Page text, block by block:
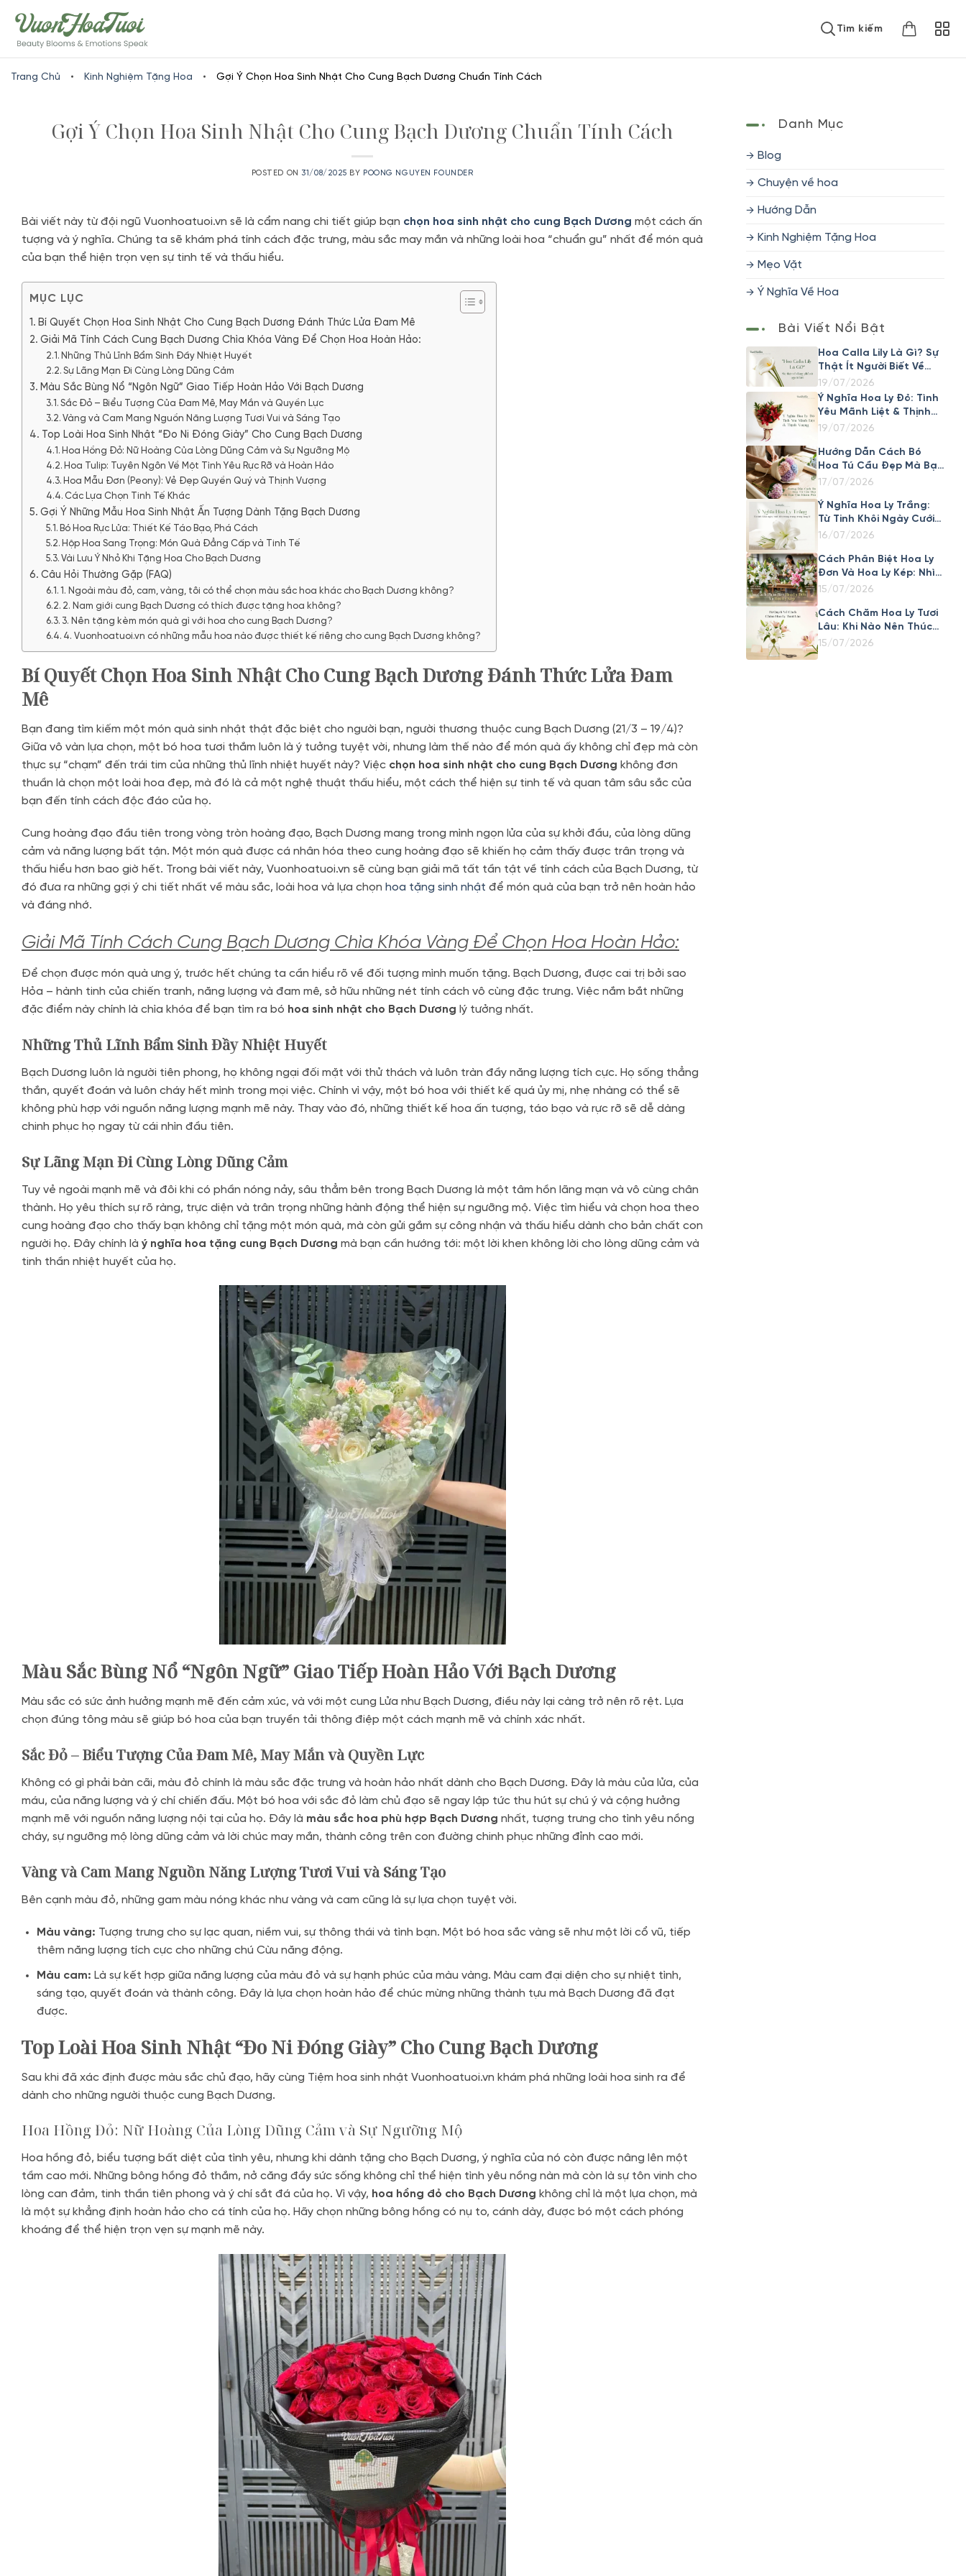
to
content
Tìm kiếm
Trang Chủ • Kinh Nghiệm Tặng Hoa • Gợi Ý Chọn Hoa Sinh Nhật Cho Cung Bạch Dương Chuẩn Tính Cách
Gợi Ý Chọn Hoa Sinh Nhật Cho Cung Bạch Dương Chuẩn Tính Cách
POSTED ON 31/08/2025 BY POONG NGUYEN FOUNDER
Bài viết này từ đội ngũ Vuonhoatuoi.vn sẽ là cẩm nang chi tiết giúp bạn chọn hoa sinh nhật cho cung Bạch Dương một cách ấn
tượng và ý nghĩa. Chúng ta sẽ khám phá tính cách đặc trưng, màu sắc may mắn và những loài hoa “chuẩn gu” nhất để món quà
của bạn thể hiện trọn vẹn sự tinh tế và thấu hiểu.
MỤC LỤC
Bí Quyết Chọn Hoa Sinh Nhật Cho Cung Bạch Dương Đánh Thức Lửa Đam Mê
Giải Mã Tính Cách Cung Bạch Dương Chìa Khóa Vàng Để Chọn Hoa Hoàn Hảo:
Những Thủ Lĩnh Bẩm Sinh Đầy Nhiệt Huyết
Sự Lãng Mạn Đi Cùng Lòng Dũng Cảm
Màu Sắc Bùng Nổ “Ngôn Ngữ” Giao Tiếp Hoàn Hảo Với Bạch Dương
Sắc Đỏ – Biểu Tượng Của Đam Mê, May Mắn và Quyền Lực
Vàng và Cam Mang Nguồn Năng Lượng Tươi Vui và Sáng Tạo
Top Loài Hoa Sinh Nhật “Đo Ni Đóng Giày” Cho Cung Bạch Dương
Hoa Hồng Đỏ: Nữ Hoàng Của Lòng Dũng Cảm và Sự Ngưỡng Mộ
Hoa Tulip: Tuyên Ngôn Về Một Tình Yêu Rực Rỡ và Hoàn Hảo
Hoa Mẫu Đơn (Peony): Vẻ Đẹp Quyền Quý và Thịnh Vượng
Các Lựa Chọn Tinh Tế Khác
Gợi Ý Những Mẫu Hoa Sinh Nhật Ấn Tượng Dành Tặng Bạch Dương
Bó Hoa Rực Lửa: Thiết Kế Táo Bạo, Phá Cách
Hộp Hoa Sang Trọng: Món Quà Đẳng Cấp và Tinh Tế
Vài Lưu Ý Nhỏ Khi Tặng Hoa Cho Bạch Dương
Câu Hỏi Thường Gặp (FAQ)
1. Ngoài màu đỏ, cam, vàng, tôi có thể chọn màu sắc hoa khác cho Bạch Dương không?
2. Nam giới cung Bạch Dương có thích được tặng hoa không?
3. Nên tặng kèm món quà gì với hoa cho cung Bạch Dương?
4. Vuonhoatuoi.vn có những mẫu hoa nào được thiết kế riêng cho cung Bạch Dương không?
Bí Quyết Chọn Hoa Sinh Nhật Cho Cung Bạch Dương Đánh Thức Lửa Đam
Mê
Bạn đang tìm kiếm một món quà sinh nhật thật đặc biệt cho người bạn, người thương thuộc cung Bạch Dương (21/3 – 19/4)?
Giữa vô vàn lựa chọn, một bó hoa tươi thắm luôn là ý tưởng tuyệt vời, nhưng làm thế nào để món quà ấy không chỉ đẹp mà còn
thực sự “chạm” đến trái tim của những thủ lĩnh nhiệt huyết này? Việc chọn hoa sinh nhật cho cung Bạch Dương không đơn
thuần là chọn một loài hoa đẹp, mà đó là cả một nghệ thuật thấu hiểu, một cách thể hiện sự tinh tế và quan tâm sâu sắc của
bạn đến tính cách độc đáo của họ.
Cung hoàng đạo đầu tiên trong vòng tròn hoàng đạo, Bạch Dương mang trong mình ngọn lửa của sự khởi đầu, của lòng dũng
cảm và năng lượng bất tận. Một món quà được cá nhân hóa theo cung hoàng đạo sẽ khiến họ cảm thấy được trân trọng và
thấu hiểu hơn bao giờ hết. Trong bài viết này, Vuonhoatuoi.vn sẽ cùng bạn giải mã tất tần tật về tính cách của Bạch Dương, từ
đó đưa ra những gợi ý chi tiết nhất về màu sắc, loài hoa và lựa chọn hoa tặng sinh nhật để món quà của bạn trở nên hoàn hảo
và đáng nhớ.
Giải Mã Tính Cách Cung Bạch Dương Chìa Khóa Vàng Để Chọn Hoa Hoàn Hảo:
Để chọn được món quà ưng ý, trước hết chúng ta cần hiểu rõ về đối tượng mình muốn tặng. Bạch Dương, được cai trị bởi sao
Hỏa – hành tinh của chiến tranh, năng lượng và đam mê, sở hữu những nét tính cách vô cùng đặc trưng. Việc nắm bắt những
đặc điểm này chính là chìa khóa để bạn tìm ra bó hoa sinh nhật cho Bạch Dương lý tưởng nhất.
Những Thủ Lĩnh Bẩm Sinh Đầy Nhiệt Huyết
Bạch Dương luôn là người tiên phong, họ không ngại đối mặt với thử thách và luôn tràn đầy năng lượng tích cực. Họ sống thẳng
thắn, quyết đoán và luôn cháy hết mình trong mọi việc. Chính vì vậy, một bó hoa với thiết kế quá ủy mị, nhẹ nhàng có thể sẽ
không phù hợp với nguồn năng lượng mạnh mẽ này. Thay vào đó, những thiết kế hoa ấn tượng, táo bạo và rực rỡ sẽ dễ dàng
chinh phục họ ngay từ cái nhìn đầu tiên.
Sự Lãng Mạn Đi Cùng Lòng Dũng Cảm
Tuy vẻ ngoài mạnh mẽ và đôi khi có phần nóng nảy, sâu thẳm bên trong Bạch Dương là một tâm hồn lãng mạn và vô cùng chân
thành. Họ yêu thích sự rõ ràng, trực diện và trân trọng những hành động thể hiện sự ngưỡng mộ. Việc tìm hiểu và chọn hoa theo
cung hoàng đạo cho thấy bạn không chỉ tặng một món quà, mà còn gửi gắm sự công nhận và thấu hiểu dành cho bản chất con
người họ. Đây chính là ý nghĩa hoa tặng cung Bạch Dương mà bạn cần hướng tới: một lời khen không lời cho lòng dũng cảm và
tinh thần nhiệt huyết của họ.
Màu Sắc Bùng Nổ “Ngôn Ngữ” Giao Tiếp Hoàn Hảo Với Bạch Dương
Màu sắc có sức ảnh hưởng mạnh mẽ đến cảm xúc, và với một cung Lửa như Bạch Dương, điều này lại càng trở nên rõ rệt. Lựa
chọn đúng tông màu sẽ giúp bó hoa của bạn truyền tải thông điệp một cách mạnh mẽ và chính xác nhất.
Sắc Đỏ – Biểu Tượng Của Đam Mê, May Mắn và Quyền Lực
Không có gì phải bàn cãi, màu đỏ chính là màu sắc đặc trưng và hoàn hảo nhất dành cho Bạch Dương. Đây là màu của lửa, của
máu, của năng lượng và ý chí chiến đấu. Một bó hoa với sắc đỏ làm chủ đạo sẽ ngay lập tức thu hút sự chú ý và cộng hưởng
mạnh mẽ với nguồn năng lượng nội tại của họ. Đây là màu sắc hoa phù hợp Bạch Dương nhất, tượng trưng cho tình yêu nồng
cháy, sự ngưỡng mộ lòng dũng cảm và lời chúc may mắn, thành công trên con đường chinh phục những đỉnh cao mới.
Vàng và Cam Mang Nguồn Năng Lượng Tươi Vui và Sáng Tạo
Bên cạnh màu đỏ, những gam màu nóng khác như vàng và cam cũng là sự lựa chọn tuyệt vời.
Màu vàng: Tượng trưng cho sự lạc quan, niềm vui, sự thông thái và tình bạn. Một bó hoa sắc vàng sẽ như một lời cổ vũ, tiếp
thêm năng lượng tích cực cho những chú Cừu năng động.
Màu cam: Là sự kết hợp giữa năng lượng của màu đỏ và sự hạnh phúc của màu vàng. Màu cam đại diện cho sự nhiệt tình,
sáng tạo, quyết đoán và thành công. Đây là lựa chọn hoàn hảo để chúc mừng những thành tựu mà Bạch Dương đã đạt
được.
Top Loài Hoa Sinh Nhật “Đo Ni Đóng Giày” Cho Cung Bạch Dương
Sau khi đã xác định được màu sắc chủ đạo, hãy cùng Tiệm hoa sinh nhật Vuonhoatuoi.vn khám phá những loài hoa sinh ra để
dành cho những người thuộc cung Bạch Dương.
Hoa Hồng Đỏ: Nữ Hoàng Của Lòng Dũng Cảm và Sự Ngưỡng Mộ
Hoa hồng đỏ, biểu tượng bất diệt của tình yêu, nhưng khi dành tặng cho Bạch Dương, ý nghĩa của nó còn được nâng lên một
tầm cao mới. Những bông hồng đỏ thắm, nở căng đầy sức sống không chỉ thể hiện tình yêu nồng nàn mà còn là sự tôn vinh cho
lòng can đảm, tinh thần tiên phong và ý chí sắt đá của họ. Vì vậy, hoa hồng đỏ cho Bạch Dương không chỉ là một lựa chọn, mà
là một sự khẳng định hoàn hảo cho cá tính của họ. Hãy chọn những bông hồng có nụ to, cánh dày, được bó một cách phóng
khoáng để thể hiện trọn vẹn sự mạnh mẽ này.
Danh Mục
Blog
Chuyện về hoa
Hướng Dẫn
Kinh Nghiệm Tặng Hoa
Mẹo Vặt
Ý Nghĩa Về Hoa
Bài Viết Nổi Bật
Hoa Calla Lily Là Gì? Sự
Thật Ít Người Biết Về
Loài Hoa Đẹp Này
19/07/2026
Ý Nghĩa Hoa Ly Đỏ: Tình
Yêu Mãnh Liệt & Thịnh
Vượng
19/07/2026
Hướng Dẫn Cách Bó
Hoa Tú Cầu Đẹp Mà Bạn
Cần Khám Phá
17/07/2026
Ý Nghĩa Hoa Ly Trắng:
Từ Tinh Khôi Ngày Cưới
Đến Trang Trọng Trong
16/07/2026
Cách Phân Biệt Hoa Ly
Đơn Và Hoa Ly Kép: Nhìn
Cánh Là Biết Ngay
15/07/2026
Cách Chăm Hoa Ly Tươi
Lâu: Khi Nào Nên Thúc
Nở Nhanh, Khi Nào Nên
15/07/2026